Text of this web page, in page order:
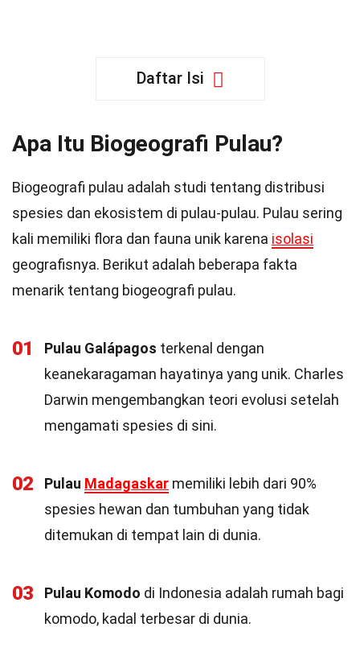
Daftar Isi
Apa Itu Biogeografi Pulau?
Biogeografi pulau adalah studi tentang distribusi
spesies dan ekosistem di pulau-pulau. Pulau sering
kali memiliki flora dan fauna unik karena isolasi
geografisnya. Berikut adalah beberapa fakta
menarik tentang biogeografi pulau.
01 Pulau Galápagos terkenal dengan
keanekaragaman hayatinya yang unik. Charles
Darwin mengembangkan teori evolusi setelah
mengamati spesies di sini.
02 Pulau Madagaskar memiliki lebih dari 90%
spesies hewan dan tumbuhan yang tidak
ditemukan di tempat lain di dunia.
03 Pulau Komodo di Indonesia adalah rumah bagi
komodo, kadal terbesar di dunia.